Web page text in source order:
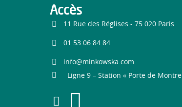
Accès
11 Rue des Réglises - 75 020 Paris
01 53 06 84 84
info@minkowska.com
Ligne 9 – Station « Porte de